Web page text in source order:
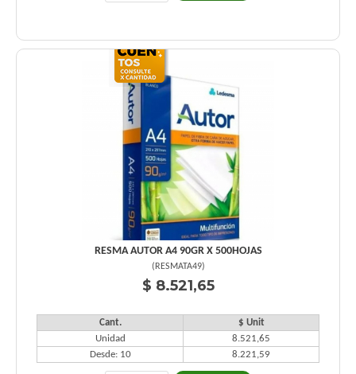
RESMA AUTOR A4 90GR X 500HOJAS
( RESMATA49)
$ 8.521,65
Cant.
$ Unit
Unidad
8.521,65
Desde: 10
8.221,59